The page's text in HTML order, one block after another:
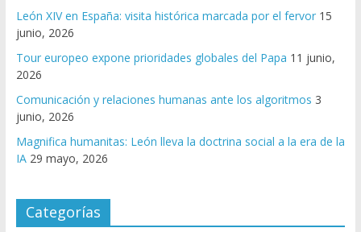
León XIV en España: visita histórica marcada por el fervor 15
junio, 2026
Tour europeo expone prioridades globales del Papa 11 junio,
2026
Comunicación y relaciones humanas ante los algoritmos 3
junio, 2026
Magnifica humanitas: León lleva la doctrina social a la era de la
IA 29 mayo, 2026
Categorías